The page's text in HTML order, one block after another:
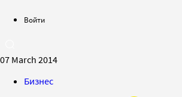
Войти
07 March 2014
Бизнес